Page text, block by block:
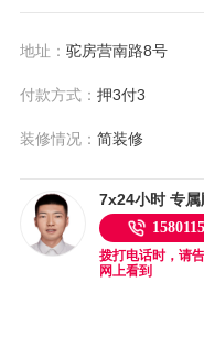
地址： 驼房营南路8号
付款方式： 押3付3
装修情况： 简装修
7x24小时 专属
拨打电话时，请
网上看到